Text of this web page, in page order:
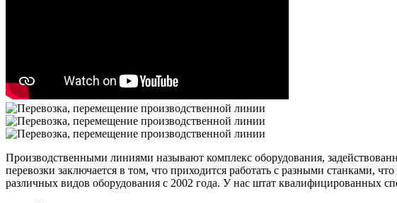
Производственными линиями называют комплекс оборудования,
перевозки заключается в том, что приходится работать с разными станками,
различных видов оборудования с 2002 года. У нас штат квалифицированных